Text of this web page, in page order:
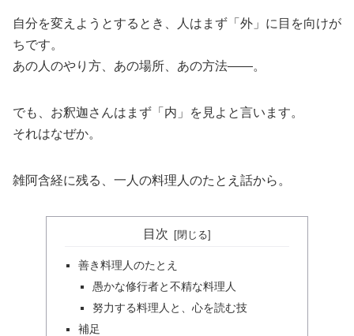
自分を変えようとするとき、人はまず「外」に目を向けが
ちです。
あの人のやり方、あの場所、あの方法——。
でも、お釈迦さんはまず「内」を見よと言います。
それはなぜか。
雑阿含経に残る、一人の料理人のたとえ話から。
目次
善き料理人のたとえ
愚かな修行者と不精な料理人
努力する料理人と、心を読む技
補足